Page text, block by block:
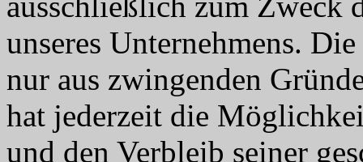
unseres Unternehmens.
nur aus zwingenden
hat jederzeit die
und den Verbleib seiner